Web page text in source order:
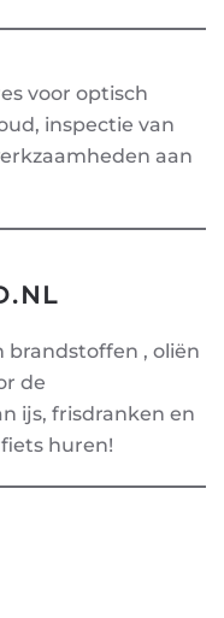
voor optisch
inspectie van
aan
brandstoffen , oliën
de
ijs, frisdranken en
huren!